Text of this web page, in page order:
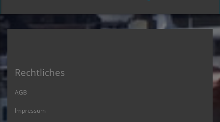
Rechtliches
AGB
Impressum